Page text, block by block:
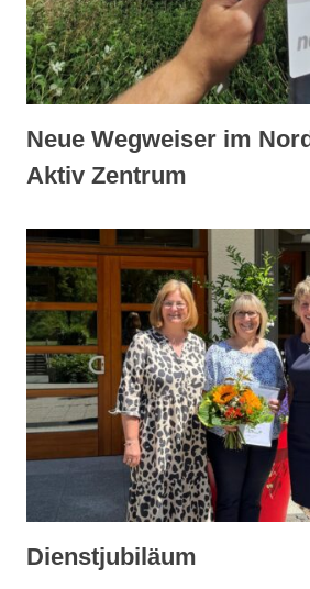
Neue Wegweiser im
Aktiv Zentrum
Dienstjubiläum